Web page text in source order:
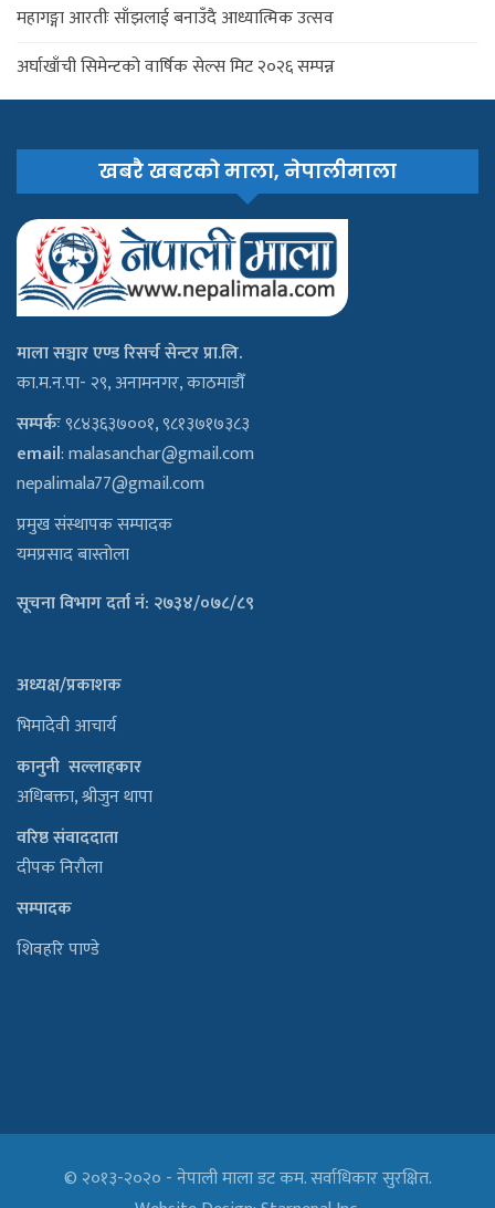
महागङ्गा आरतीः साँझलाई बनाउँदै आध्यात्मिक उत्सव
अर्घाखाँची सिमेन्टको वार्षिक सेल्स मिट २०२६ सम्पन्न
खबरै खबरको माला, नेपालीमाला
माला सञ्चार एण्ड रिसर्च सेन्टर प्रा.लि.
का.म.न.पा- २९, अनामनगर, काठमाडौँ
सम्पर्कः९८४३६३७००१, ९८१३७१७३८३
email:malasanchar@gmail.com
nepalimala77@gmail.com
प्रमुख संस्थापक सम्पादक
यमप्रसाद बास्तोला
सूचना विभाग दर्ता नं: २७३४/०७८/८९
अध्यक्ष/प्रकाशक
भिमादेवी आचार्य
कानुनी सल्लाहकार
अधिबक्ता, श्रीजुन थापा
वरिष्ठ संवाददाता
दीपक निरौला
सम्पादक
शिवहरि पाण्डे
© २०१३-२०२० - नेपाली माला डट कम. सर्वाधिकार सुरक्षित.